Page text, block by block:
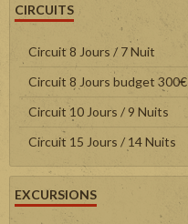
CIRCUITS
Circuit 8 Jours / 7 Nuit
Circuit 8 Jours budget 300€
Circuit 10 Jours / 9 Nuits
Circuit 15 Jours / 14 Nuits
EXCURSIONS